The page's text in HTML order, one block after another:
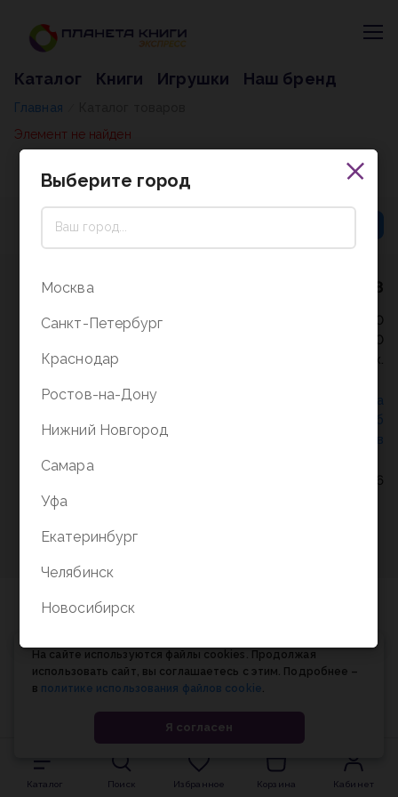
Каталог Книги Игрушки Наш бренд
Главная
Элемент не найден
8 (800) 5000-338
Режим работы - 9:30-20:00
в выходные и праздники - 10:00-19:00
без перерыва и выходных.
Политика конфиденциальности
СОГЛАСИЕ на
Соглашение об
использовании cookie-файлов
© Планета книги, 1998-2026
Каталог Поиск Избранное Корзина Кабинет
На сайте используются файлы cookies. Продолжая
использовать сайт, вы соглашаетесь с этим. Подробнее –
в политике использования файлов cookie.
Я согласен
Выберите город
Москва
Санкт-Петербург
Краснодар
Ростов-на-Дону
Нижний Новгород
Самара
Уфа
Екатеринбург
Челябинск
Новосибирск